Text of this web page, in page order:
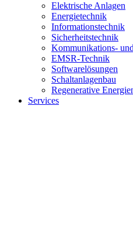
Elektrische Anlagen
Energietechnik
Informationstechnik
Sicherheitstechnik
Kommunikations-
EMSR-Technik
Softwarelösungen
Schaltanlagenbau
Regenerative
Services